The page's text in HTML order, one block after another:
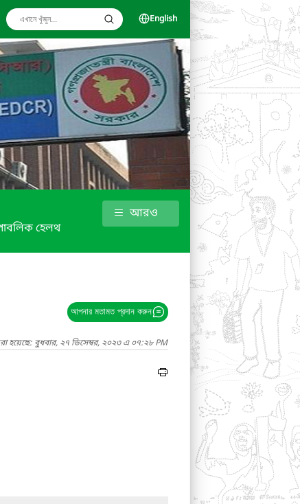
English
হেলথ
আরও
আপনার মতামত প্রদান করুন
হয়েছে: বুধবার, ২৭ ডিসেম্বর, ২০২৩ এ ০৭:২৮ PM